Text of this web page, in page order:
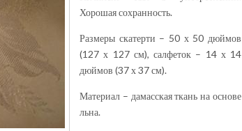
Хорошая сохранность.
Размеры скатерти – 50 х 50 дюймов
(127 х 127 см), салфеток – 14 х 14
дюймов (37 х 37 см).
Материал – дамасская ткань на основе
льна.